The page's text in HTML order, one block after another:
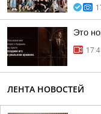
Это
ЛЕНТА НОВОСТЕЙ